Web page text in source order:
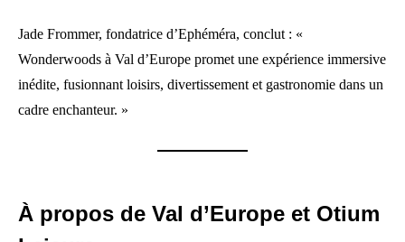
Jade Frommer, fondatrice d’Ephéméra, conclut : «
Wonderwoods à Val d’Europe promet une expérience immersive
inédite, fusionnant loisirs, divertissement et gastronomie dans un
cadre enchanteur. »
À propos de Val d’Europe et Otium